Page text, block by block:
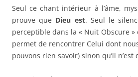
Seul ce chant intérieur à l’âme,
prouve que Dieu est. Seul le
perceptible dans la « Nuit Obscure »
permet de rencontrer Celui dont
pouvons rien savoir) sinon qu’il n’est